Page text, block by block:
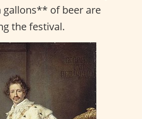
of beer are
the festival.